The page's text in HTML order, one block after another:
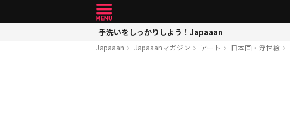
手洗いをしっかりしよう！Japaaan
Japaaan Japaaanマガジン アート 日本画・浮世絵